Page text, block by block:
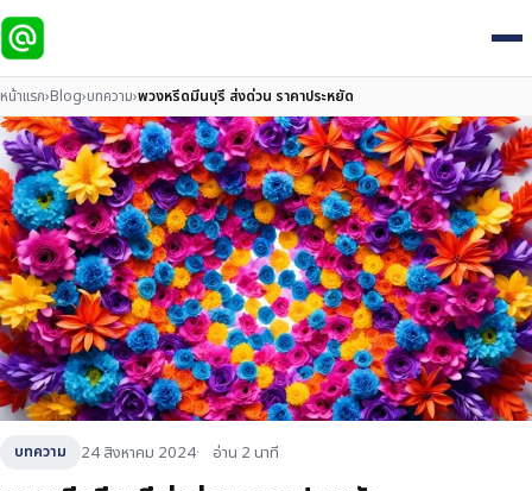
หน้าแรก›Blog›บทความ›พวงหรีดมีนบุรี ส่งด่วน ราคาประหยัด
บทความ 24 สิงหาคม 2024 อ่าน 2 นาที